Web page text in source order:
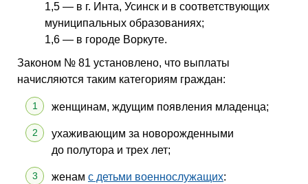
1,5 — в г. Инта, Усинск и в соответствующих
муниципальных образованиях;
1,6 — в городе Воркуте.
Законом № 81 установлено, что выплаты
начисляются таким категориям граждан:
женщинам, ждущим появления младенца;
ухаживающим за новорожденными
до полутора и трех лет;
женам с детьми военнослужащих: